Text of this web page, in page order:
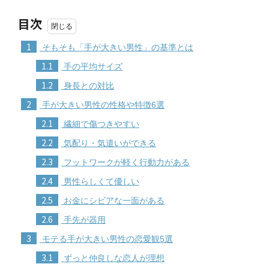
目次
1 そもそも「手が大きい男性」の基準とは
1.1 手の平均サイズ
1.2 身長との対比
2 手が大きい男性の性格や特徴6選
2.1 繊細で傷つきやすい
2.2 気配り・気遣いができる
2.3 フットワークが軽く行動力がある
2.4 男性らしくて優しい
2.5 お金にシビアな一面がある
2.6 手先が器用
3 モテる手が大きい男性の恋愛観5選
3.1 ずっと仲良しな恋人が理想